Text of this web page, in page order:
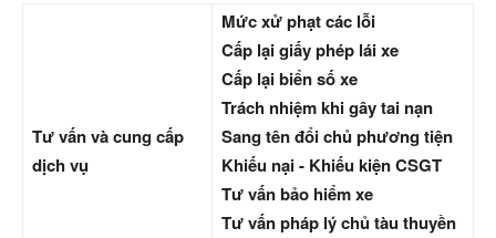
Tư vấn và cung cấp
dịch vụ
Mức xử phạt các lỗi
Cấp lại giấy phép lái xe
Cấp lại biển số xe
Trách nhiệm khi gây tai nạn
Sang tên đổi chủ phương tiện
Khiếu nại - Khiếu kiện CSGT
Tư vấn bảo hiểm xe
Tư vấn pháp lý chủ tàu thuyền